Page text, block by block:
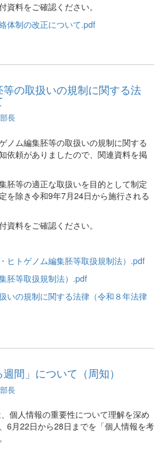
資料をご確認ください。
体制の改正について.pdf
等の取扱いの規制に関する法
長
ノム編集胚等の取扱いの規制に関する
依頼がありましたので、関連資料を掲
胚等の適正な取扱いを目的として制定
を除き令和9年7月24日から施行される
資料をご確認ください。
ヒトゲノム編集胚等取扱規制法）.pdf
胚等取扱規制法）.pdf
いの規制に関する法律（令和８年法律
間」について（周知）
長
個人情報の重要性について理解を深め
6月22日から28日までを「個人情報を考